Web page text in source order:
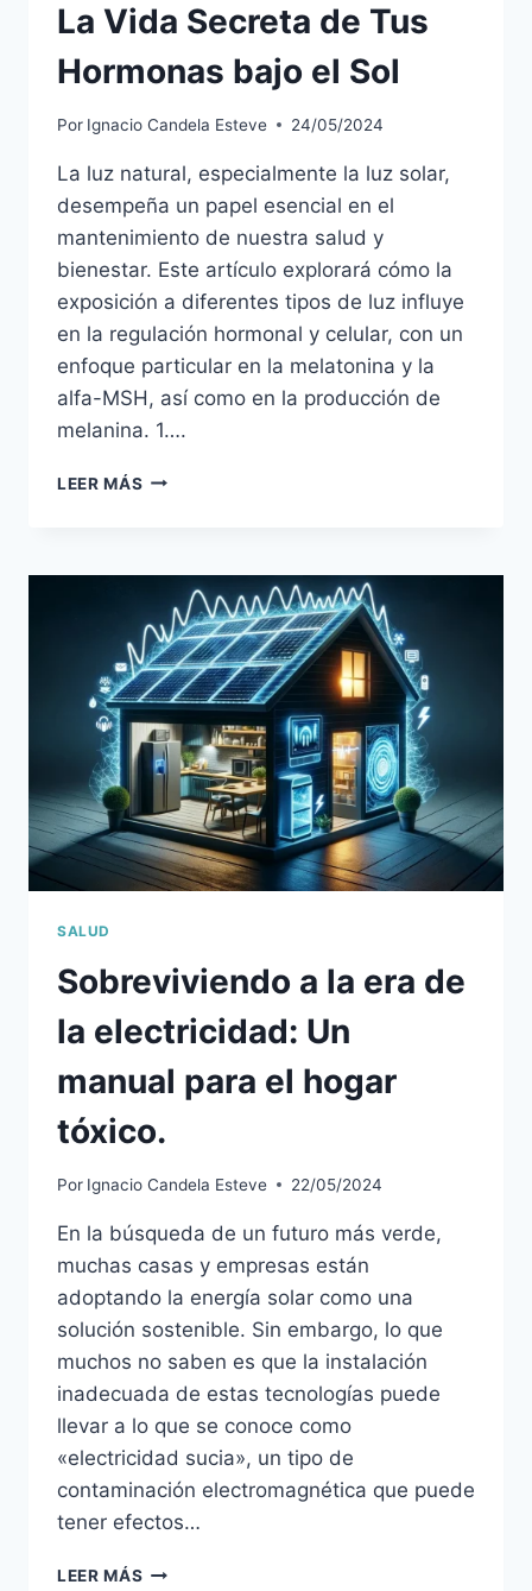
La Vida Secreta de Tus
Hormonas bajo el Sol
Por Ignacio Candela Esteve 24/05/2024
La luz natural, especialmente la luz solar,
desempeña un papel esencial en el
mantenimiento de nuestra salud y
bienestar. Este artículo explorará cómo la
exposición a diferentes tipos de luz influye
en la regulación hormonal y celular, con un
enfoque particular en la melatonina y la
alfa-MSH, así como en la producción de
melanina. 1….
LEER MÁS DE
LA
OSCURIDAD:
LA
VIDA
SECRETA
DE
TUS
HORMONAS
BAJO
SOL
SALUD
Sobreviviendo a la era de
la electricidad: Un
manual para el hogar
tóxico.
Por Ignacio Candela Esteve 22/05/2024
En la búsqueda de un futuro más verde,
muchas casas y empresas están
adoptando la energía solar como una
solución sostenible. Sin embargo, lo que
muchos no saben es que la instalación
inadecuada de estas tecnologías puede
llevar a lo que se conoce como
«electricidad sucia», un tipo de
contaminación electromagnética que puede
tener efectos…
LEER MÁS SOBREVIVIENDO